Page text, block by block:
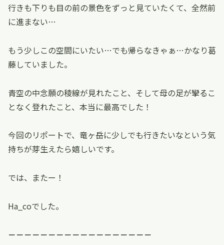
行きも下りも目の前の景色をずっと見ていたくて、全然前
に進まない…
もう少しこの空間にいたい…でも帰らなきゃぁ…かなり葛
藤していました。
青空の中念願の稜線が見れたこと、そして母の足が攣るこ
となく登れたこと、本当に最高でした！
今回のリポートで、竜ヶ岳に少しでも行きたいなという気
持ちが芽生えたら嬉しいです。
では、またー！
Ha_coでした。
－－－－－－－－－－－－－－－－－－